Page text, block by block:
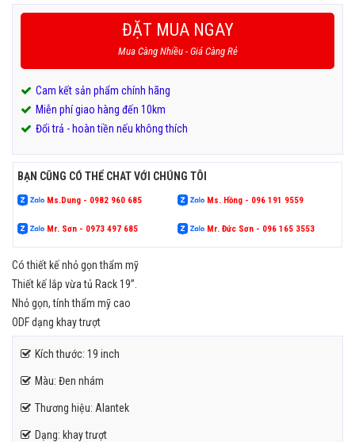
3,269,000₫.
là:
2,955,000₫.
ĐẶT MUA NGAY
Mua Càng Nhiều - Giá Càng Rẻ
Cam kết sản phẩm chính hãng
Miễn phí giao hàng đến 10km
Đổi trả - hoàn tiền nếu không thích
BẠN CŨNG CÓ THỂ CHAT VỚI CHÚNG TÔI
Ms.Dung - 0982 960 685 Ms. Hồng - 096 191 9559
Mr. Sơn - 0973 497 685 Mr. Đức Sơn - 096 165 3553
Có thiết kế nhỏ gọn thẩm mỹ
Thiết kế lắp vừa tủ Rack 19”.
Nhỏ gọn, tính thẩm mỹ cao
ODF dạng khay trượt
Kích thước: 19 inch
Màu: Đen nhám
Thương hiệu: Alantek
Dạng: khay trượt